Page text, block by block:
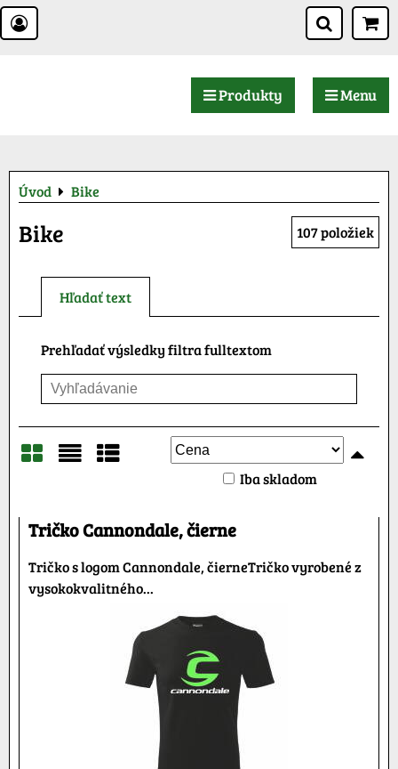
Produkty Menu
Úvod Bike
Bike 107položiek
Hľadať text
Prehľadať výsledky filtra fulltextom
Iba skladom
Tričko Cannondale, čierne
Tričko s logom Cannondale, čierneTričko vyrobené z
vysokokvalitného...